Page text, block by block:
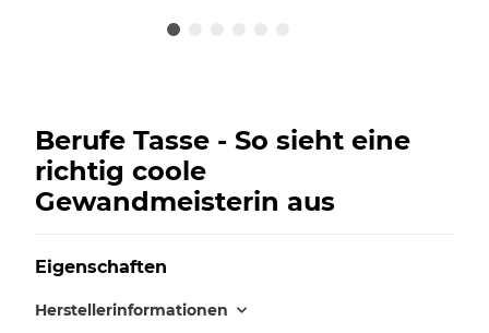
Berufe Tasse - So sieht eine
richtig coole
Gewandmeisterin aus
Eigenschaften
Herstellerinformationen